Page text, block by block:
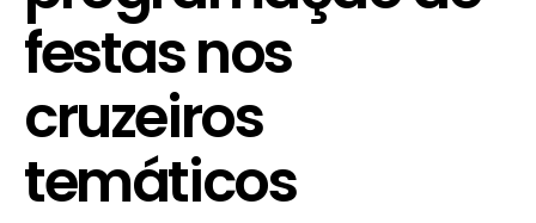
festas nos
cruzeiros
temáticos